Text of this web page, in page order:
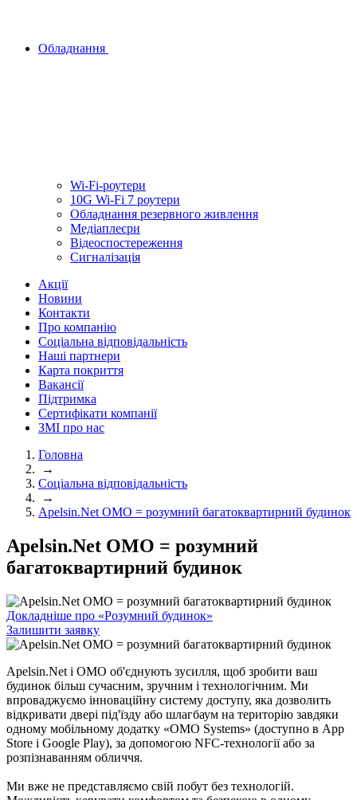
Обладнання
Wi-Fi-роутери
10G Wi-Fi 7 роутери
Обладнання резервного живлення
Медiаплеєри
Відеоспостереження
Сигналізація
Акції
Новини
Контакти
Про компанію
Соціальна відповідальність
Наші партнери
Карта покриття
Вакансії
Підтримка
Сертифікати компанії
ЗМІ про нас
Головна
→
Соціальна відповідальність
→
Apelsin.Net ОМО = розумний багатоквартирний будинок
Apelsin.Net ОМО = розумний
багатоквартирний будинок
Докладніше про «Розумний будинок»
Залишити заявку
Apelsin.Net і OMO об'єднують зусилля, щоб зробити ваш
будинок більш сучасним, зручним і технологічним. Ми
впроваджуємо інноваційну систему доступу, яка дозволить
відкривати двері під'їзду або шлагбаум на територію завдяки
одному мобільному додатку «OMO Systems» (доступно в App
Store і Google Play), за допомогою NFC-технології або за
розпізнаванням обличчя.
Ми вже не представляємо свій побут без технологій.